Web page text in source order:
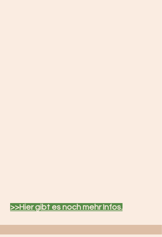
>>Hier gibt es noch mehr Infos.